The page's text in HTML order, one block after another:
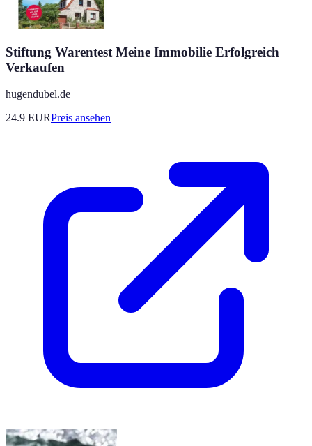
Stiftung Warentest Meine Immobilie Erfolgreich
Verkaufen
hugendubel.de
24.9 EURPreis ansehen